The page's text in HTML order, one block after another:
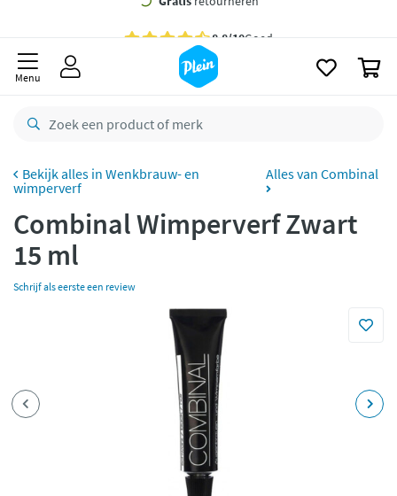
besteld,
retourneren
Menu
Wenkbrauw- en
wimperverf
Alles van Combinal
Combinal Wimperverf Zwart
15 ml
Schrijf als eerste een review